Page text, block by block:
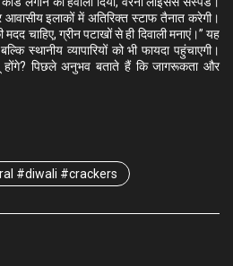
इलाकों में अतिरिक्त स्टाफ तैनात करेगी।
चाहिए, ग्रीन पटाखों से ही दिवाली मनाएं।” यह
स्थानीय व्यापारियों को भी फायदा पहुंचाएगी।
पिछले अनुभव बताते हैं कि जागरूकता और
#diwali #crackers